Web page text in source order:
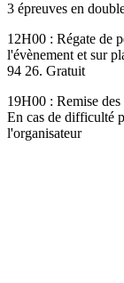
3 épreuves en
12H00 : Régate de
l'évènement et sur
94 26. Gratuit
19H00 : Remise
En cas de difficulté
l'organisateur